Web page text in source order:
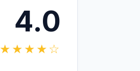
4.0
★★★★☆